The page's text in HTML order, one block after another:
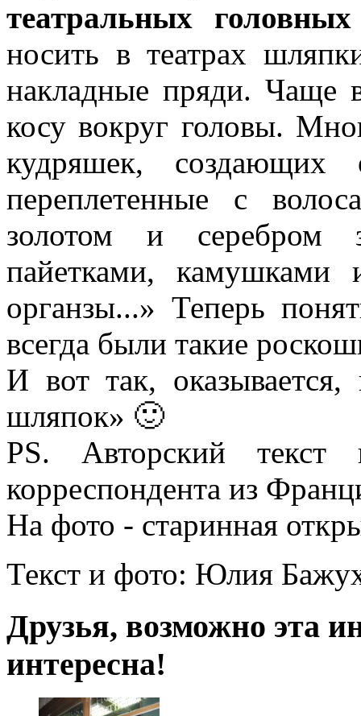
театральных
носить в театрах
накладные пряди. Чаще
косу вокруг головы.
кудряшек,
переплетенные с
золотом и серебром
пайетками, камушками
органзы...» Теперь
всегда были такие
И вот так, оказывается,
шляпок» 🙂
PS. Авторский текст
корреспондента из
На фото - старинная
Текст и фото: Юлия
Друзья, возможно эта
интересна!